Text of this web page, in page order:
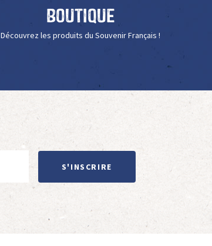
Boutique
Découvrez les produits du Souvenir Français !
S'INSCRIRE